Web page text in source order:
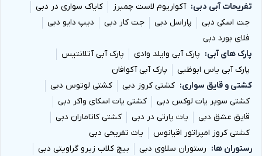
تفریحات آبی دبی
آکواریوم لاست چمبرز
کایاک سواری در دبی
جت اسکی دبی
پاراسل دبی جت کار دبی
دیپ دایو دبی
فلای بورد دبی
پارک های آبی
پارک آبی وایلد وادی
پارک آبی آتلانتیس
پارک آبی یاس ابوظبی
پارک آبی آکوافان
کشتی و قایق سواری
کشتی کروز دبی
کشتی لوتوس دبی
کشتی سوپر یات لوکس دبی
کشتی یات اسکای واکر دبی
قایق عشق دبی
یات پارتی در دبی
کشتی کاتاماران دبی
کشتی کروز امپراتور اقیانوس
یات تفریحی دبی
رستوران ها
رستوران سلاوی دبی بیچ کلاب زیرو گراویتی دبی